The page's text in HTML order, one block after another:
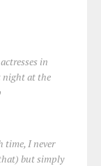
in
night at the
time, I never
but simply